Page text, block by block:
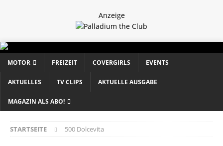
Anzeige
MOTOR FREIZEIT COVERGIRLS EVENTS
AKTUELLES TV CLIPS AKTUELLE AUSGABE
MAGAZIN ALS ABO!
STARTSEITE 500 Dolcevita